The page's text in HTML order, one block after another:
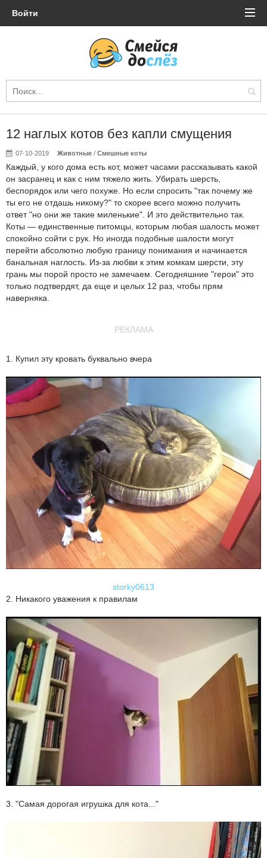
Войти
12 наглых котов без капли смущения
07-10-2019 Животные /Смешные коты
Каждый, у кого дома есть кот, может часами рассказывать какой
он засранец и как с ним тяжело жить. Убирать шерсть,
беспорядок или чего похуже. Но если спросить "так почему же
ты его не отдашь никому?" то скорее всего можно получить
ответ "но они же такие миленькие". И это действительно так.
Коты — единственные питомцы, которым любая шалость может
спокойно сойти с рук. Но иногда подобные шалости могут
перейти абсолютно любую границу понимания и начинается
банальная наглость. Из-за любви к этим комкам шерсти, эту
грань мы порой просто не замечаем. Сегодняшние "герои" это
только подтвердят, да еще и целых 12 раз, чтобы прям
наверняка.
РЕКЛАМА
1. Купил эту кровать буквально вчера
storky0613
2. Никакого уважения к правилам
3. "Самая дорогая игрушка для кота..."